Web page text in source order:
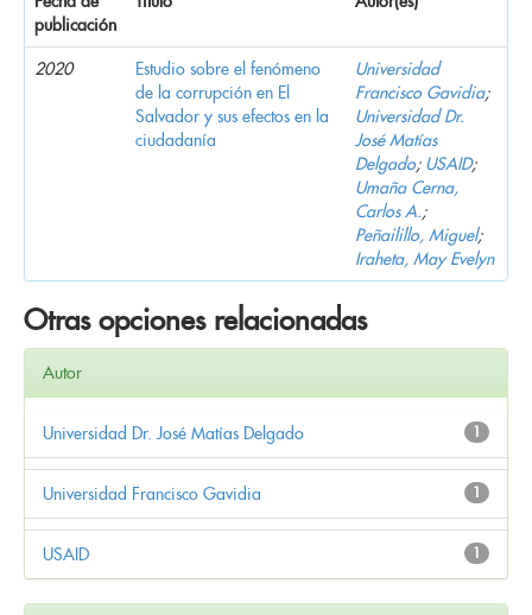
publicación
2020
Estudio sobre el fenómeno
de la corrupción en El
Salvador y sus efectos en la
ciudadanía
Universidad
Francisco Gavidia;
Universidad Dr.
José Matías
Delgado; USAID;
Umaña Cerna,
Carlos A.;
Peñailillo, Miguel;
Iraheta, May Evelyn
Otras opciones relacionadas
Autor
1
Universidad Dr. José Matías Delgado
1
Universidad Francisco Gavidia
1
USAID